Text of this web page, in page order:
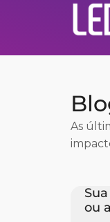
As
ou